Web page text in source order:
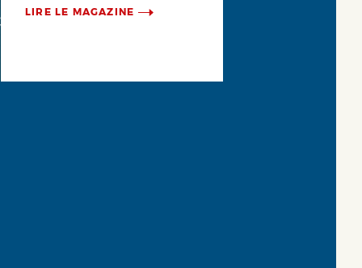
LIRE LE MAGAZINE